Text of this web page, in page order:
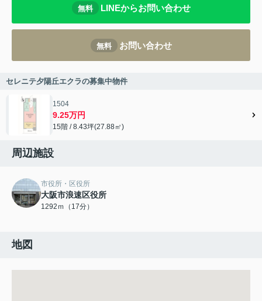
無料 LINEからお問い合わせ
無料 お問い合わせ
セレニテ夕陽丘エクラの募集中物件
1504
9.25万円
15階 / 8.43坪(27.88㎡)
周辺施設
市役所・区役所
大阪市浪速区役所
1292ｍ（17分）
地図